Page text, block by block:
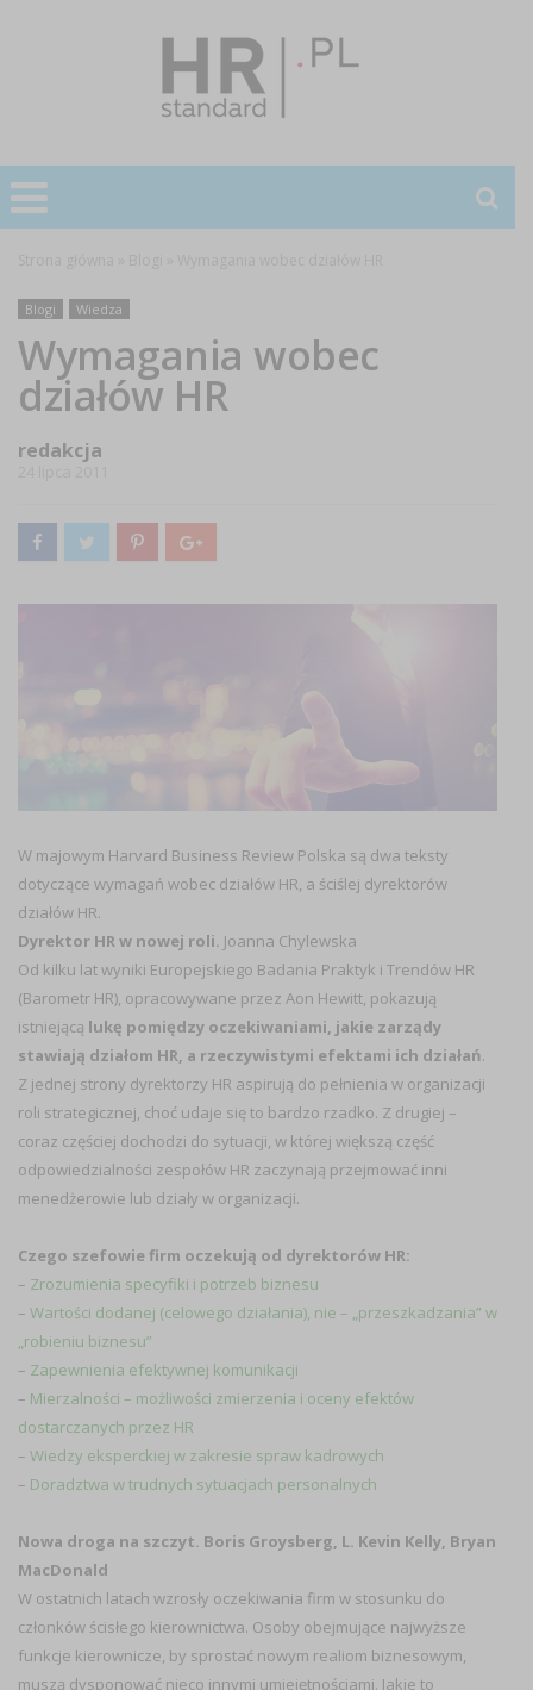
Blogi Wiedza
Wymagania wobec
działów HR
redakcja
W majowym Harvard Business Review Polska są dwa teksty
dotyczące wymagań wobec działów HR, a ściślej dyrektorów
działów HR.
Dyrektor HR w nowej roli. Joanna Chylewska
Od kilku lat wyniki Europejskiego Badania Praktyk i Trendów HR
(Barometr HR), opracowywane przez Aon Hewitt, pokazują
istniejącą lukę pomiędzy oczekiwaniami, jakie zarządy
stawiają działom HR, a rzeczywistymi efektami ich działań.
Z jednej strony dyrektorzy HR aspirują do pełnienia w organizacji
roli strategicznej, choć udaje się to bardzo rzadko. Z drugiej –
coraz częściej dochodzi do sytuacji, w której większą część
odpowiedzialności zespołów HR zaczynają przejmować inni
menedżerowie lub działy w organizacji.
Czego szefowie firm oczekują od dyrektorów HR:
– Zrozumienia specyfiki i potrzeb biznesu
– Wartości dodanej (celowego działania), nie – „przeszkadzania” w
„robieniu biznesu”
– Zapewnienia efektywnej komunikacji
– Mierzalności – możliwości zmierzenia i oceny efektów
dostarczanych przez HR
– Wiedzy eksperckiej w zakresie spraw kadrowych
– Doradztwa w trudnych sytuacjach personalnych
Nowa droga na szczyt. Boris Groysberg, L. Kevin Kelly, Bryan
MacDonald
W ostatnich latach wzrosły oczekiwania firm w stosunku do
członków ścisłego kierownictwa. Osoby obejmujące najwyższe
funkcje kierownicze, by sprostać nowym realiom biznesowym,
muszą dysponować nieco innymi umiejętnościami. Jakie to